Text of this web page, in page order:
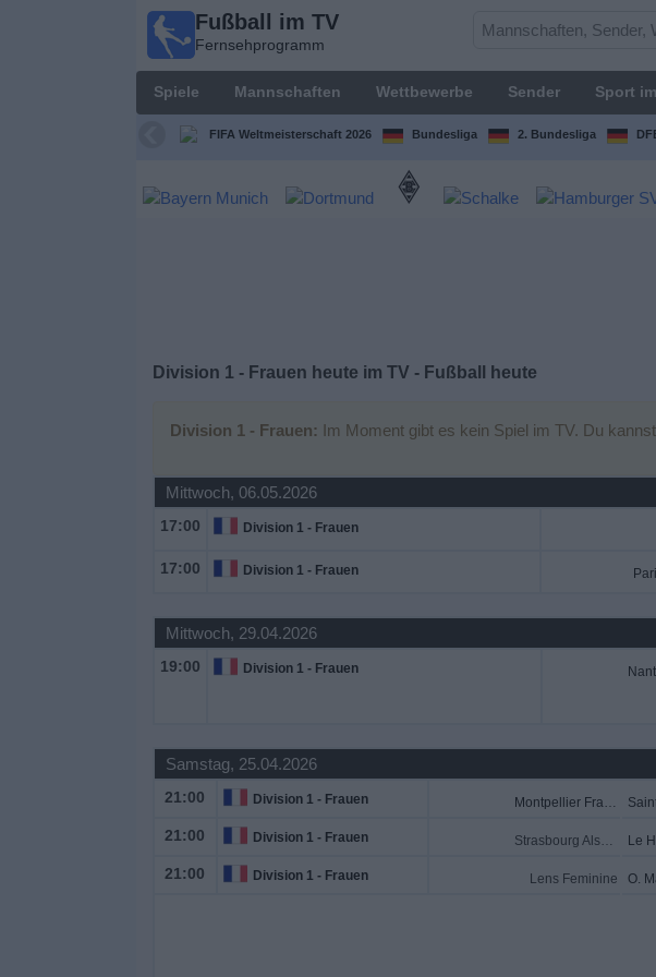
Fußball im TV
Fernsehprogramm
Spiele Mannschaften Wettbewerbe Sender Sport
FIFA Weltmeisterschaft 2026 Bundesliga 2. Bundesliga
Division 1 - Frauen heute im TV - Fußball heute
Division 1 - Frauen: Im Moment gibt es kein Spiel im TV. Du
Mittwoch, 06.05.2026
17:00 Division 1 - Frauen
17:00 Division 1 - Frauen
Mittwoch, 29.04.2026
19:00 Division 1 - Frauen
Samstag, 25.04.2026
21:00 Division 1 - Frauen Montpellier Frauen
21:00 Division 1 - Frauen Strasbourg Alsace Feminine Le
21:00 Division 1 - Frauen Lens Feminine O.
Fußball im
Fernsehprogramm